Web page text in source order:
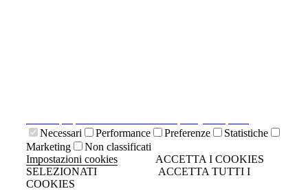
Necessari
Performance Preferenze
Statistiche
Marketing
Non classificati
Impostazioni cookies
ACCETTA I COOKIES
SELEZIONATI
ACCETTA TUTTI I
COOKIES